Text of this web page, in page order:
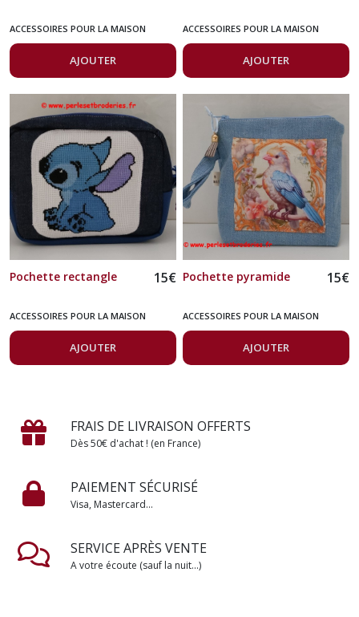
ACCESSOIRES POUR LA MAISON
AJOUTER
ACCESSOIRES POUR LA MAISON
AJOUTER
Pochette rectangle 15€
ACCESSOIRES POUR LA MAISON
AJOUTER
Pochette pyramide 15€
ACCESSOIRES POUR LA MAISON
AJOUTER
FRAIS DE LIVRAISON OFFERTS
Dès 50€ d'achat ! (en France)
PAIEMENT SÉCURISÉ
Visa, Mastercard...
SERVICE APRÈS VENTE
A votre écoute (sauf la nuit...)